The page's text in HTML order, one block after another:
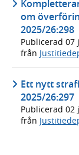
om
2025/26:298
Publicerad 07
från
Ett nytt
2025/26:297
Publicerad 02
från